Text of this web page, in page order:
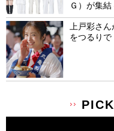
Ｇ）が集
上戸彩さ
をつるりで